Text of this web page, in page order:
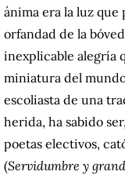
ánima era la luz
orfandad de la
inexplicable alegría
miniatura del
escoliasta de una
herida, ha sabido
poetas electivos,
(Servidumbre y